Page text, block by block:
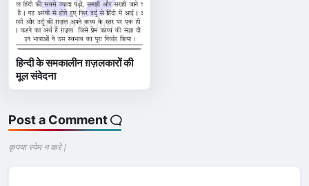
हिन्दी के समकालीन ग़ज़लकारों की
मूल संवेदना
Post a Comment
कृपया स्पेम न करे |